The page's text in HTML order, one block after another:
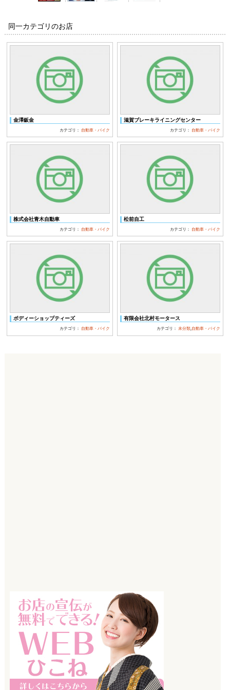
同一カテゴリのお店
金澤鈑金
カテゴリ： 自動車・バイク
滋賀ブレーキライニングセンター
カテゴリ： 自動車・バイク
株式会社青木自動車
カテゴリ： 自動車・バイク
松前自工
カテゴリ： 自動車・バイク
ボディーショップティーズ
カテゴリ： 自動車・バイク
有限会社北村モータース
カテゴリ：未分類,自動車・バイク